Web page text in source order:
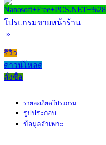
โปรแกรมขายหน้าร้าน
»
รีวิว
ดาวน์โหลด
สั่งซื้อ
รายละเอียดโปรแกรม
รูปประกอบ
ข้อมูลจำเพาะ